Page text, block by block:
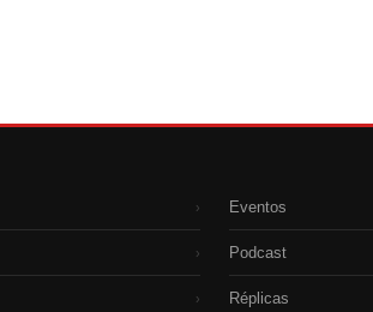
›
›
›
Eventos
Podcast
Réplicas